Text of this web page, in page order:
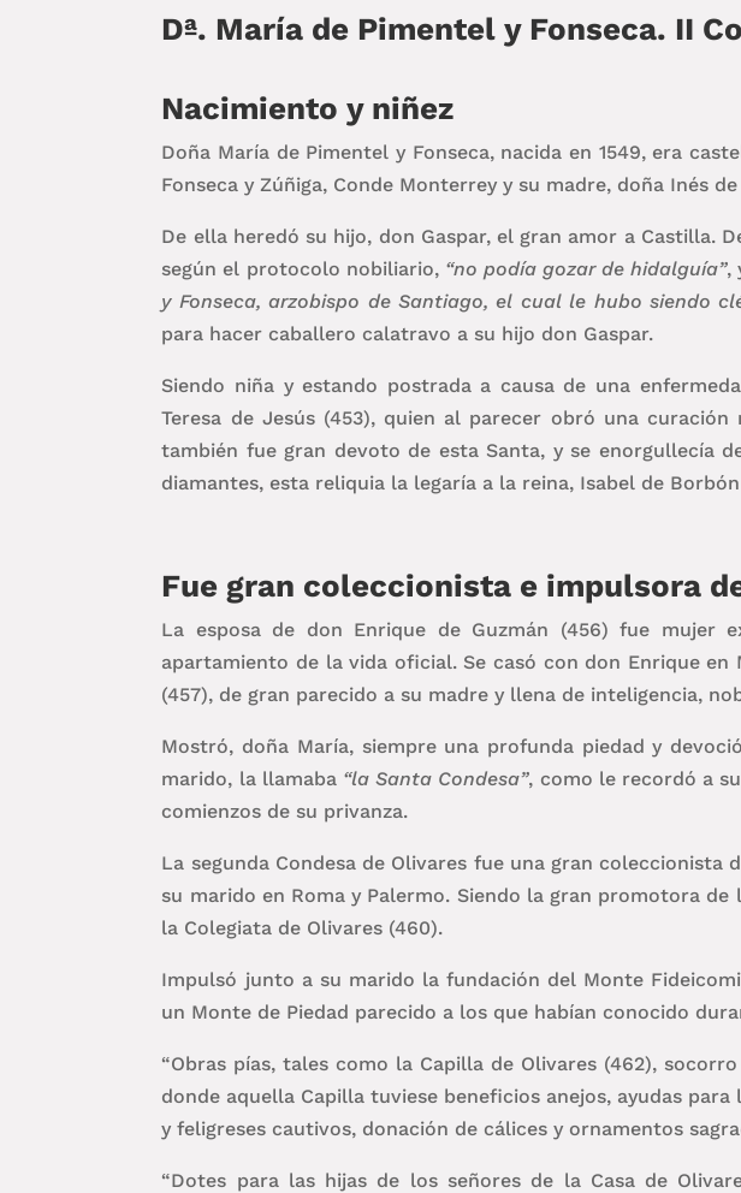
Dª. María de Pimentel y Fonseca. II
Nacimiento y niñez
Doña María de Pimentel y Fonseca, nacida en 1549, era
Fonseca y Zúñiga, Conde Monterrey y su madre, doña Inés
De ella heredó su hijo, don Gaspar, el gran amor a Castilla.
según el protocolo nobiliario, “no podía gozar de hidalguía”,
y Fonseca, arzobispo de Santiago, el cual le hubo siendo
para hacer caballero calatravo a su hijo don Gaspar.
Siendo niña y estando postrada a causa de una
Teresa de Jesús (453), quien al parecer obró una
también fue gran devoto de esta Santa, y se enorgullecía
diamantes, esta reliquia la legaría a la reina, Isabel de
Fue gran coleccionista e impulsora
La esposa de don Enrique de Guzmán (456) fue mujer
apartamiento de la vida oficial. Se casó con don Enrique
(457), de gran parecido a su madre y llena de inteligencia,
Mostró, doña María, siempre una profunda piedad y
marido, la llamaba “la Santa Condesa”, como le recordó a
comienzos de su privanza.
La segunda Condesa de Olivares fue una gran
su marido en Roma y Palermo. Siendo la gran promotora
la Colegiata de Olivares (460).
Impulsó junto a su marido la fundación del Monte
un Monte de Piedad parecido a los que habían conocido
“Obras pías, tales como la Capilla de Olivares (462),
donde aquella Capilla tuviese beneficios anejos, ayudas
y feligreses cautivos, donación de cálices y ornamentos
“Dotes para las hijas de los señores de la Casa de